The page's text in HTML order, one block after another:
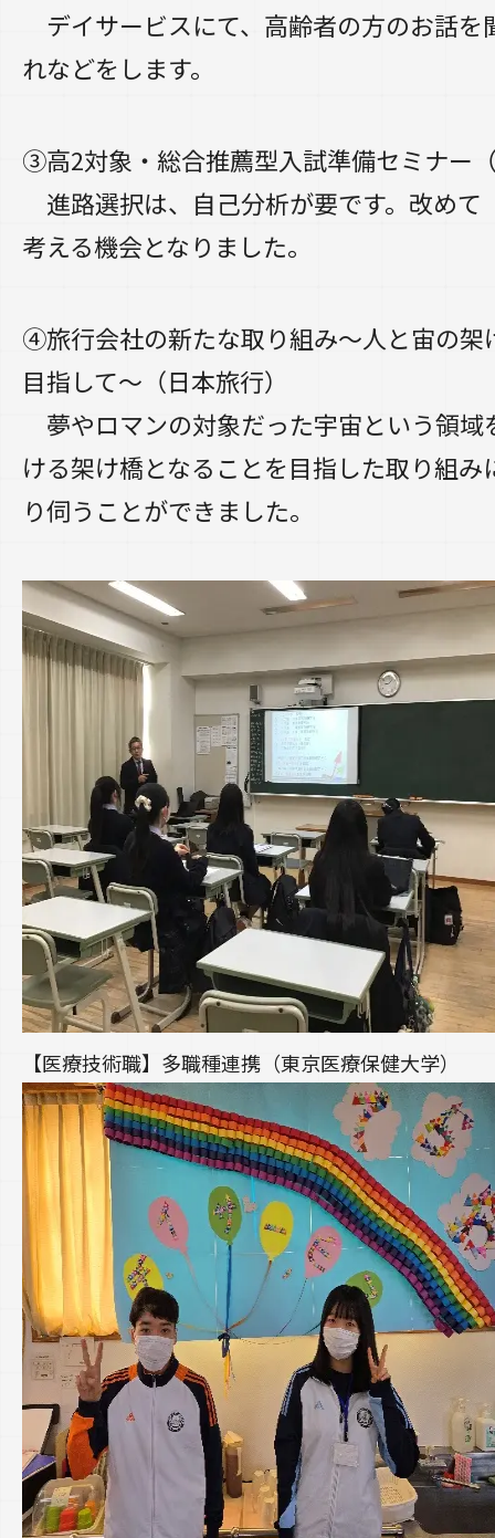
デイサービスにて、高齢者の方のお話を
れなどをします。
③高2対象・総合推薦型入試準備セミナー
進路選択は、自己分析が要です。改めて
考える機会となりました。
④旅行会社の新たな取り組み～人と宙の架
目指して～（日本旅行）
夢やロマンの対象だった宇宙という領域
ける架け橋となることを目指した取り組み
り伺うことができました。
【医療技術職】多職種連携（東京医療保健大学）